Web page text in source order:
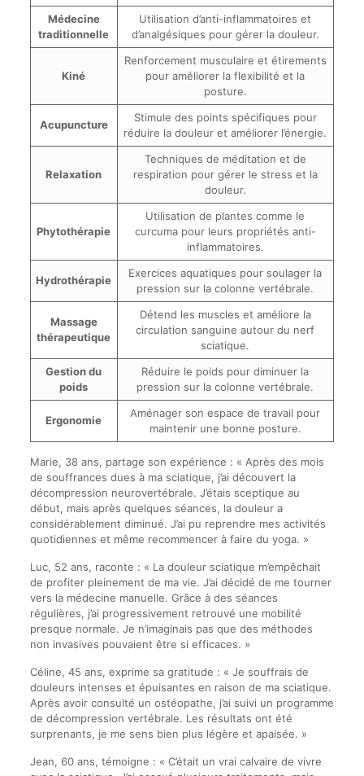
Médecine
traditionnelle
Utilisation d’anti-inflammatoires et
d’analgésiques pour gérer la douleur.
Kiné
Renforcement musculaire et étirements
pour améliorer la flexibilité et la
posture.
Acupuncture
Stimule des points spécifiques pour
réduire la douleur et améliorer l’énergie.
Relaxation
Techniques de méditation et de
respiration pour gérer le stress et la
douleur.
Phytothérapie
Utilisation de plantes comme le
curcuma pour leurs propriétés anti-
inflammatoires.
Hydrothérapie
Exercices aquatiques pour soulager la
pression sur la colonne vertébrale.
Massage
thérapeutique
Détend les muscles et améliore la
circulation sanguine autour du nerf
sciatique.
Gestion du
poids
Réduire le poids pour diminuer la
pression sur la colonne vertébrale.
Ergonomie
Aménager son espace de travail pour
maintenir une bonne posture.
Marie, 38 ans, partage son expérience : « Après des mois
de souffrances dues à ma sciatique, j’ai découvert la
décompression neurovertébrale. J’étais sceptique au
début, mais après quelques séances, la douleur a
considérablement diminué. J’ai pu reprendre mes activités
quotidiennes et même recommencer à faire du yoga. »
Luc, 52 ans, raconte : « La douleur sciatique m’empêchait
de profiter pleinement de ma vie. J’ai décidé de me tourner
vers la médecine manuelle. Grâce à des séances
régulières, j’ai progressivement retrouvé une mobilité
presque normale. Je n’imaginais pas que des méthodes
non invasives pouvaient être si efficaces. »
Céline, 45 ans, exprime sa gratitude : « Je souffrais de
douleurs intenses et épuisantes en raison de ma sciatique.
Après avoir consulté un ostéopathe, j’ai suivi un programme
de décompression vertébrale. Les résultats ont été
surprenants, je me sens bien plus légère et apaisée. »
Jean, 60 ans, témoigne : « C’était un vrai calvaire de vivre